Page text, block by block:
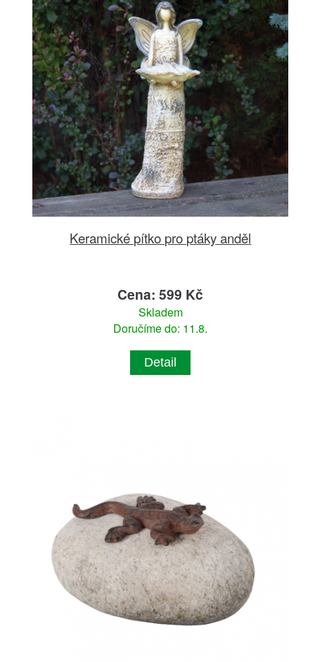
Keramické pítko pro ptáky anděl
Cena: 599 Kč
Skladem
Doručíme do: 11.8.
Detail